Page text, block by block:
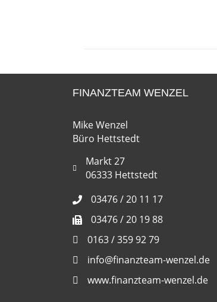
FINANZTEAM WENZEL
Mike Wenzel
Büro Hettstedt
Markt 27
06333 Hettstedt
03476 / 20 11 17
03476 / 20 19 88
0163 / 359 92 79
info@finanzteam-wenzel.de
www.finanzteam-wenzel.de